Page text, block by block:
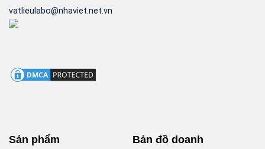
vatlieulabo@nhaviet.net.vn
Sản phẩm
Bản đồ doanh